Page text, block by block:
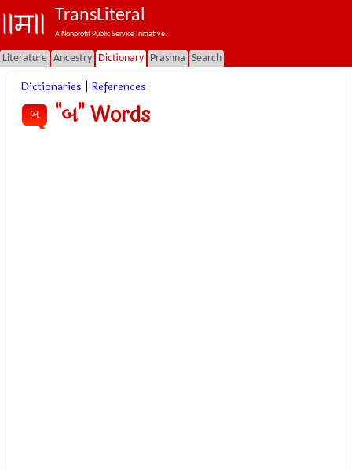
TransLiteral
A Nonprofit Public Service Initiative.
Literature Ancestry Dictionary Prashna Search
Dictionaries References
બ "બ" Words